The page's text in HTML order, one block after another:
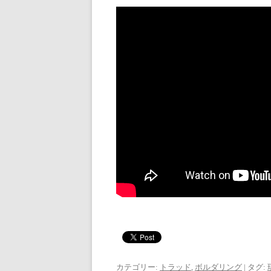
カテゴリー: トラッド ボルダリング | タグ: